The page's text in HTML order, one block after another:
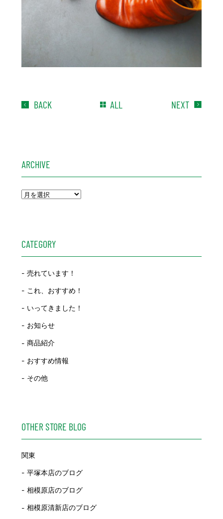
BACK ALL NEXT
ARCHIVE
CATEGORY
売れています！
これ、おすすめ！
いってきました！
お知らせ
商品紹介
おすすめ情報
その他
OTHER STORE BLOG
関東
平塚本店のブログ
相模原店のブログ
相模原清新店のブログ